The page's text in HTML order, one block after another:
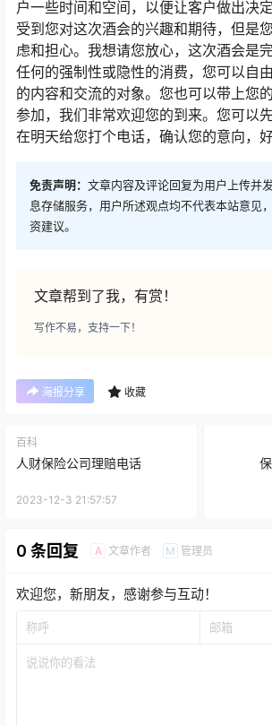
户一些时间和空间，以便让客户做出决
受到您对这次酒会的兴趣和期待，但是
虑和担心。我想请您放心，这次酒会是
任何的强制性或隐性的消费，您可以自
的内容和交流的对象。您也可以带上您
参加，我们非常欢迎您的到来。您可以
在明天给您打个电话，确认您的意向，
免责声明： 文章内容及评论回复为用户上传并
息存储服务，用户所述观点均不代表本站意见
资建议。
文章帮到了我，有赏！
写作不易，支持一下！
海报分享 收藏
百科
人财保险公司理赔电话
2023-12-3 21:57:57
0 条回复 A 文章作者 M 管理员
欢迎您，新朋友，感谢参与互动！